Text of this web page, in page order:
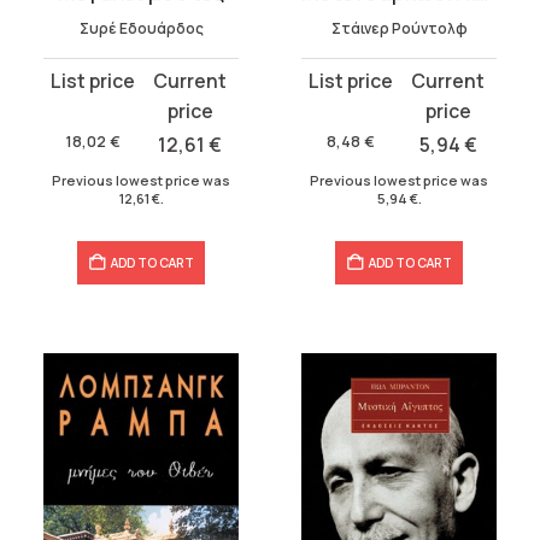
Συρέ Εδουάρδος
18,02 €
Original
was:
18,02 €.
12,61 €
Current
12,61 €.
Previous lowest price was
12,61 €.
ADD TO CART
Στάινερ Ρούντολφ
8,48 €
Original
was:
8,48 €.
5,94€
Current
5,94 €.
Previous lowest price was
5,94 €.
ADD TO CART